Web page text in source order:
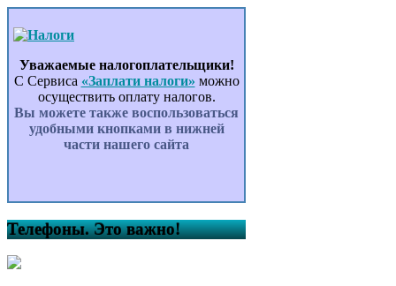
Уважаемые налогоплательщики!
С Сервиса «Заплати налоги» можно
осуществить оплату налогов.
Вы можете также воспользоваться
удобными кнопками в нижней
части нашего сайта
Телефоны. Это важно!